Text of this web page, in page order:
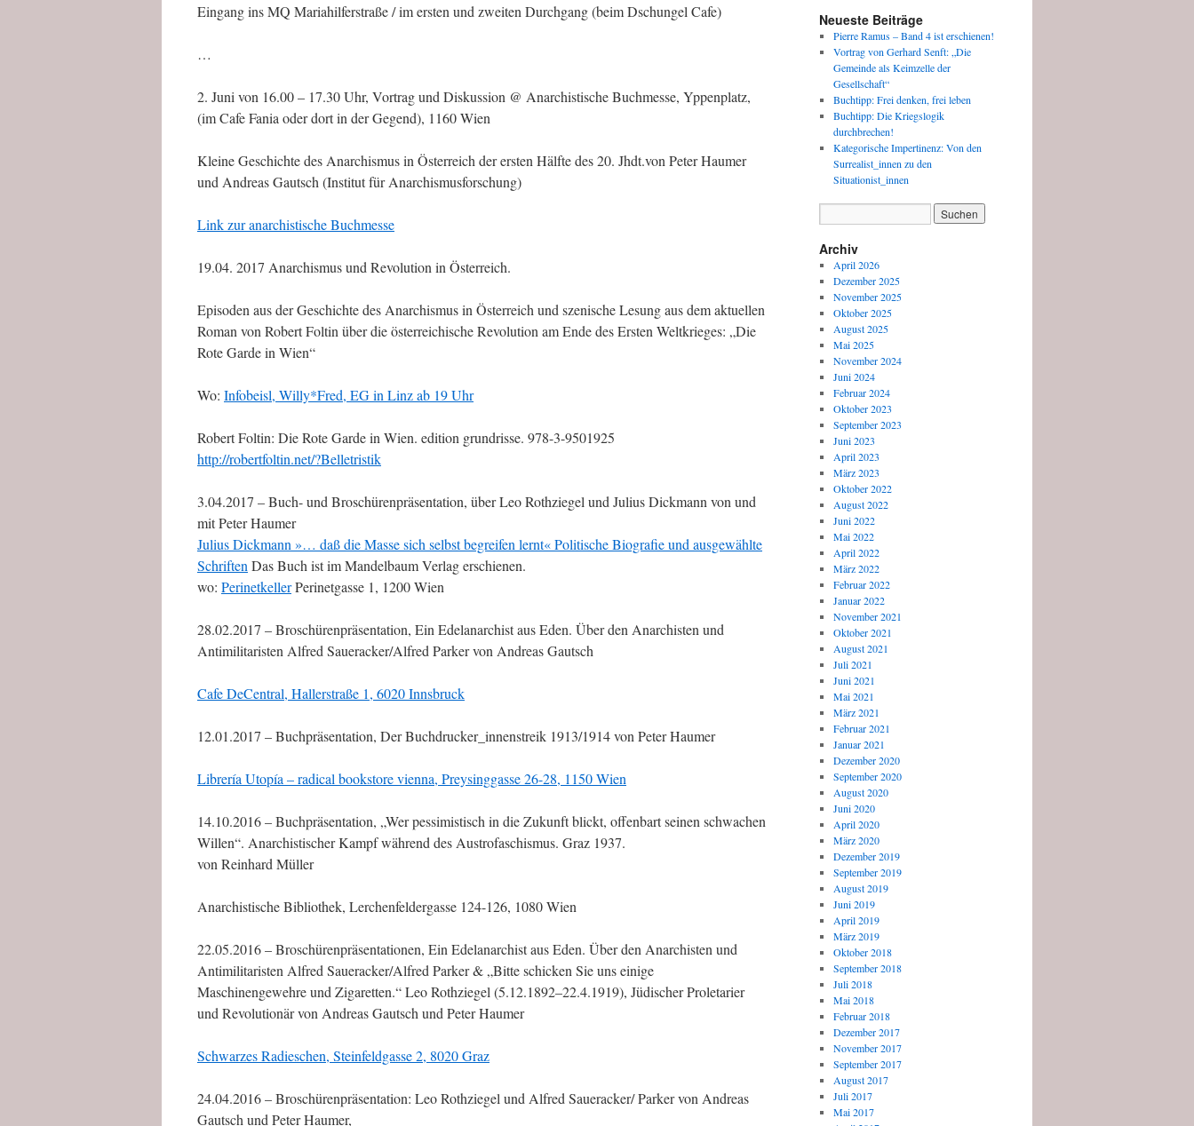
Eingang insMQ Mariahilferstraße/ im ersten und zweiten Durchgang (beimDschungel Cafe)
…
2. Juni von 16.00 – 17.30 Uhr, Vortrag und Diskussion @ Anarchistische Buchmesse, Yppenplatz,
(im Cafe Fania oder dort in der Gegend), 1160 Wien
Kleine Geschichte des Anarchismus in Österreich der ersten Hälfte des 20. Jhdt.von Peter Haumer
und Andreas Gautsch (Institut für Anarchismusforschung)
Link zur anarchistische Buchmesse
19.04. 2017 Anarchismus und Revolution in Österreich.
Episoden aus der Geschichte des Anarchismus in Österreich und szenische Lesung aus dem aktuellen
Roman von Robert Foltin über die österreichische Revolution am Ende des Ersten Weltkrieges: „Die
Rote Garde in Wien“
Wo: Infobeisl, Willy*Fred, EG in Linz ab 19 Uhr
Robert Foltin: Die Rote Garde in Wien. edition grundrisse. 978-3-9501925
http://robertfoltin.net/?Belletristik
3.04.2017 – Buch- und Broschürenpräsentation, über Leo Rothziegel und Julius Dickmann von und
mit Peter Haumer
Julius Dickmann »… daß die Masse sich selbst begreifen lernt« Politische Biografie und ausgewählte
Schriften Das Buch ist im Mandelbaum Verlag erschienen.
wo: PerinetkellerPerinetgasse 1, 1200 Wien
28.02.2017 – Broschürenpräsentation, Ein Edelanarchist aus Eden. Über den Anarchisten und
Antimilitaristen Alfred Saueracker/Alfred Parker von Andreas Gautsch
Cafe DeCentral, Hallerstraße 1, 6020 Innsbruck
12.01.2017 – Buchpräsentation, Der Buchdrucker_innenstreik 1913/1914 von Peter Haumer
Librería Utopía – radical bookstore vienna, Preysinggasse 26-28, 1150 Wien
14.10.2016 – Buchpräsentation, „Wer pessimistisch in die Zukunft blickt, offenbart seinen schwachen
Willen“. Anarchistischer Kampf während des Austrofaschismus. Graz 1937.
von Reinhard Müller
Anarchistische Bibliothek, Lerchenfeldergasse 124-126, 1080 Wien
22.05.2016 – Broschürenpräsentationen, Ein Edelanarchist aus Eden. Über den Anarchisten und
Antimilitaristen Alfred Saueracker/Alfred Parker & „Bitte schicken Sie uns einige
Maschinengewehre und Zigaretten.“ Leo Rothziegel (5.12.1892–22.4.1919), Jüdischer Proletarier
und Revolutionär von Andreas Gautsch und Peter Haumer
Schwarzes Radieschen, Steinfeldgasse 2, 8020 Graz
24.04.2016 – Broschürenpräsentation: Leo Rothziegel und Alfred Saueracker/ Parker von Andreas
Gautsch und Peter Haumer,
Neueste Beiträge
Pierre Ramus – Band 4 ist erschienen!
Vortrag von Gerhard Senft: „Die
Gemeinde als Keimzelle der
Gesellschaft“
Buchtipp: Frei denken, frei leben
Buchtipp: Die Kriegslogik
durchbrechen!
Kategorische Impertinenz: Von den
Surrealist_innen zu den
Situationist_innen
Archiv
April 2026
Dezember 2025
November 2025
Oktober 2025
August 2025
Mai 2025
November 2024
Juni 2024
Februar 2024
Oktober 2023
September 2023
Juni 2023
April 2023
März 2023
Oktober 2022
August 2022
Juni 2022
Mai 2022
April 2022
März 2022
Februar 2022
Januar 2022
November 2021
Oktober 2021
August 2021
Juli 2021
Juni 2021
Mai 2021
März 2021
Februar 2021
Januar 2021
Dezember 2020
September 2020
August 2020
Juni 2020
April 2020
März 2020
Dezember 2019
September 2019
August 2019
Juni 2019
April 2019
März 2019
Oktober 2018
September 2018
Juli 2018
Mai 2018
Februar 2018
Dezember 2017
November 2017
September 2017
August 2017
Juli 2017
Mai 2017